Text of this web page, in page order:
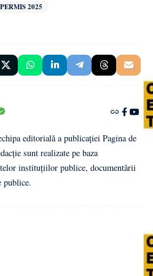
2025
editorială a publicației Pagina de
sunt realizate pe baza
instituțiilor publice, documentării
publice.